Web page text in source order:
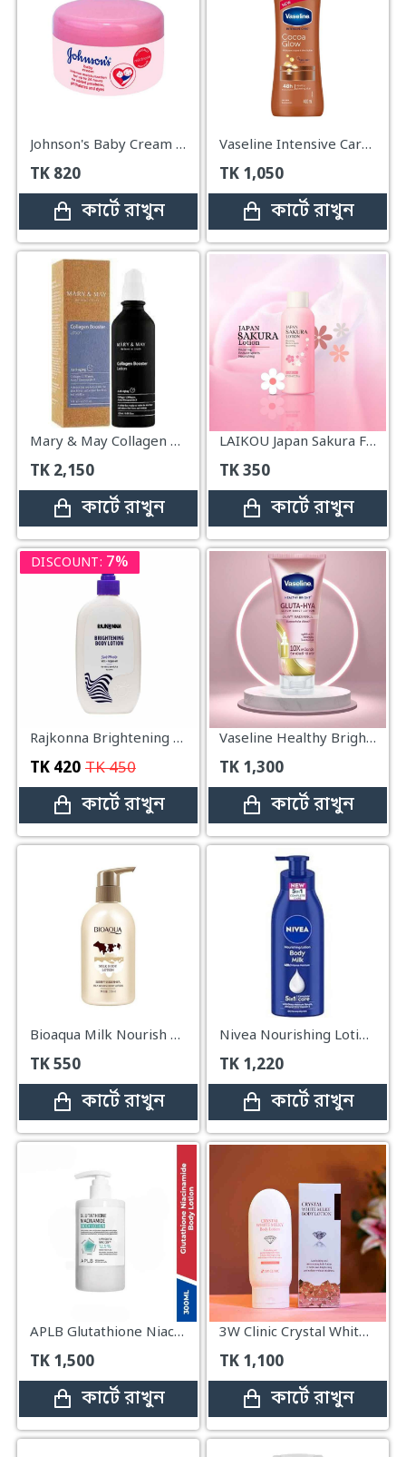
Johnson's Baby Cream – 100gm
TK 820
কার্টে রাখুন
Vaseline Intensive Care Cocoa Glow Body Lotion – 400ml
TK 1,050
কার্টে রাখুন
Mary & May Collagen Booster Lotion – 120ml
TK 2,150
কার্টে রাখুন
LAIKOU Japan Sakura Face Lotion - 100ml
TK350
কার্টে রাখুন
DISCOUNT: 7%
Rajkonna Brightening Body Lotion Super Moisture – 300ml
TK 420 TK450
কার্টে রাখুন
Vaseline Healthy Bright Gluta-Hya Serum Burst Lotion Dewy Radiance – 300ml
TK 1,300
কার্টে রাখুন
Bioaqua Milk Nourish Body Lotion – 250ml
TK550
কার্টে রাখুন
Nivea Nourishing Lotion Body Milk Richly Caring For Very Dry Skin – 400ml
TK 1,220
কার্টে রাখুন
APLB Glutathione Niacinamide Body Lotion 300ml
TK 1,500
কার্টে রাখুন
3W Clinic Crystal White Milky Body Lotion – 150gm
TK 1,100
কার্টে রাখুন